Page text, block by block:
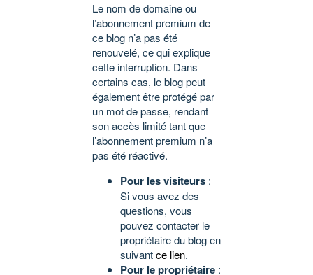
Le nom de domaine ou
l’abonnement premium de
ce blog n’a pas été
renouvelé, ce qui explique
cette interruption. Dans
certains cas, le blog peut
également être protégé par
un mot de passe, rendant
son accès limité tant que
l’abonnement premium n’a
pas été réactivé.
Pour les visiteurs :
Si vous avez des
questions, vous
pouvez contacter le
propriétaire du blog en
suivantce lien.
Pour le propriétaire :